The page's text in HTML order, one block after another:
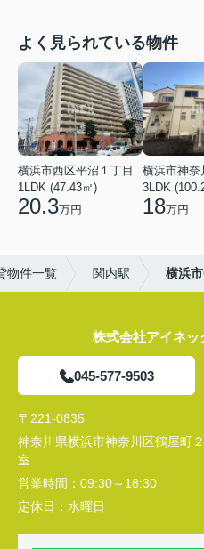
よく見られている物件
横浜市西区平沼１丁目
1LDK (47.43㎡)
20.3万円
3LDK
18万円
物件一覧 関内駅 横浜
株式会社アイネ
045-577-9503
〒221-0835
神奈川県横浜市神奈川区鶴屋町
室
営業時間： 09:30～18:30
定休日： 水曜日